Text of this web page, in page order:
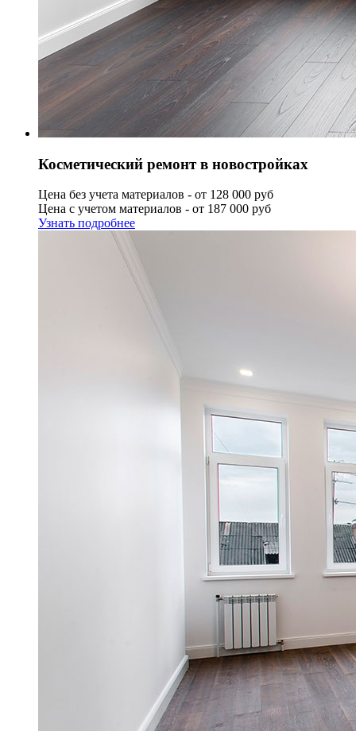
Косметический ремонт в новостройках
Цена без учета материалов - от 128 000 руб
Цена с учетом материалов - от 187 000 руб
Узнать подробнее